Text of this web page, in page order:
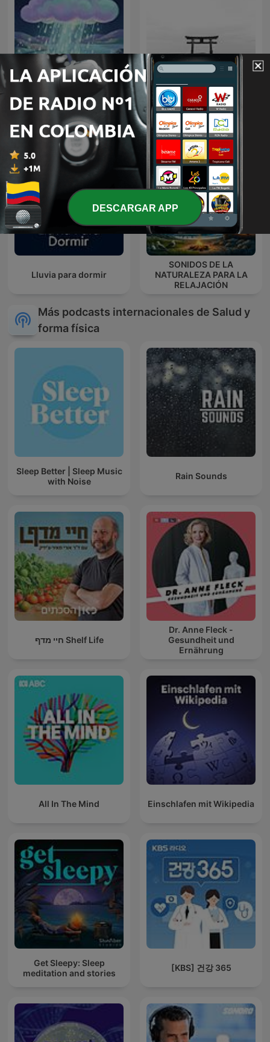
Sonido de Lluvia, Lluvia
Relajante, Lluvia Suave,
Lluvia Nocturna,
Descanso Con Lluvia
Música Zen para relajarse
y meditar || Conecta con
uno mismo
Lluvia para dormir
SONIDOS DE LA
NATURALEZA PARA LA
RELAJACIÓN
Más podcasts internacionales de Salud y
forma física
Sleep Better | Sleep Music
with Noise
Rain Sounds
חיי מדף Shelf Life
Dr. Anne Fleck -
Gesundheit und
Ernährung
All In The Mind Einschlafen mit Wikipedia
Get Sleepy: Sleep
meditation and stories
[KBS] 건강 365
DESCARGAR APP